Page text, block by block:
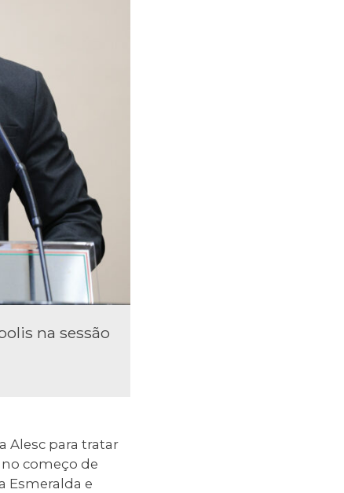
na sessão
Alesc para tratar
começo de
Esmeralda e